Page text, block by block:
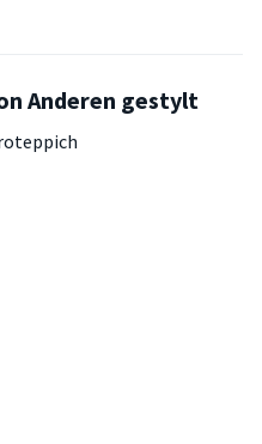
Anderen gestylt